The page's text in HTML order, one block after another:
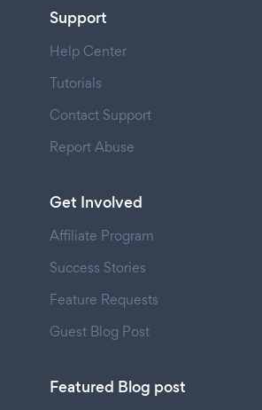
Support
Help Center
Tutorials
Contact Support
Report Abuse
Get Involved
Affiliate Program
Success Stories
Feature Requests
Guest Blog Post
Featured Blog post